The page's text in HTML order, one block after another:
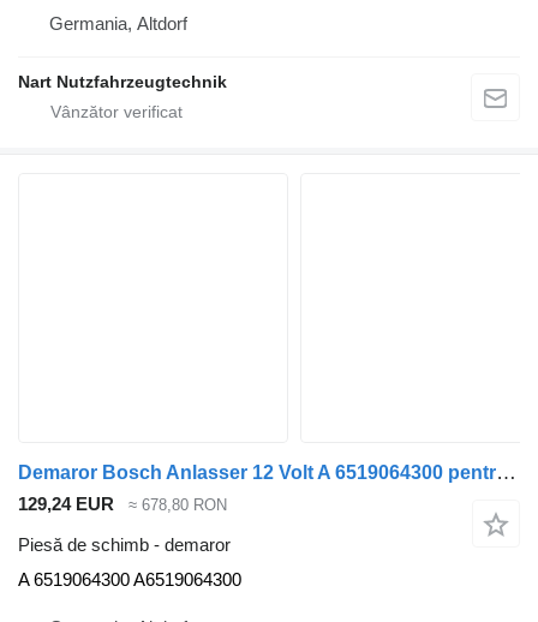
Germania, Altdorf
Nart Nutzfahrzeugtechnik
Demaror Bosch Anlasser 12 Volt A 6519064300 pentru camion Mercedes-Benz
129,24 EUR ≈ 678,80 RON
Piesă de schimb - demaror
A 6519064300 A6519064300